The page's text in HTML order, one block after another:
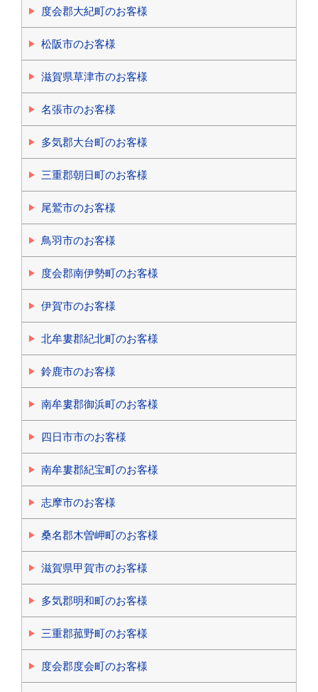
度会郡大紀町のお客様
松阪市のお客様
滋賀県草津市のお客様
名張市のお客様
多気郡大台町のお客様
三重郡朝日町のお客様
尾鷲市のお客様
鳥羽市のお客様
度会郡南伊勢町のお客様
伊賀市のお客様
北牟婁郡紀北町のお客様
鈴鹿市のお客様
南牟婁郡御浜町のお客様
四日市市のお客様
南牟婁郡紀宝町のお客様
志摩市のお客様
桑名郡木曽岬町のお客様
滋賀県甲賀市のお客様
多気郡明和町のお客様
三重郡菰野町のお客様
度会郡度会町のお客様